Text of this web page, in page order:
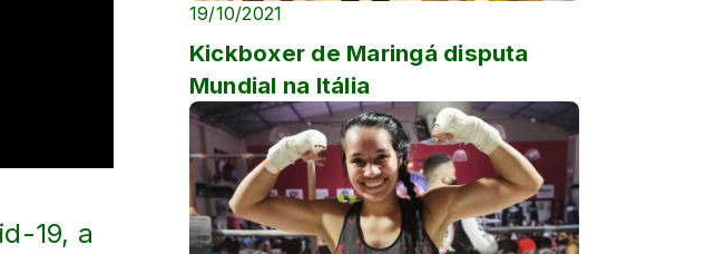
19, a
19/10/2021
Kickboxer de Maringá disputa
Mundial na Itália